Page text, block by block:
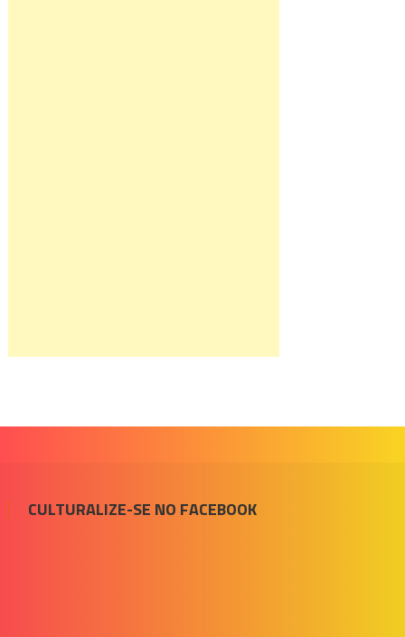
CULTURALIZE-SE NO FACEBOOK